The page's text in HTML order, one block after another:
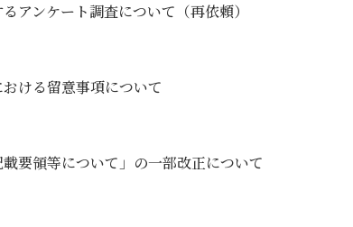
アンケート調査について（再依頼）
ける留意事項について
載要領等について」の一部改正について